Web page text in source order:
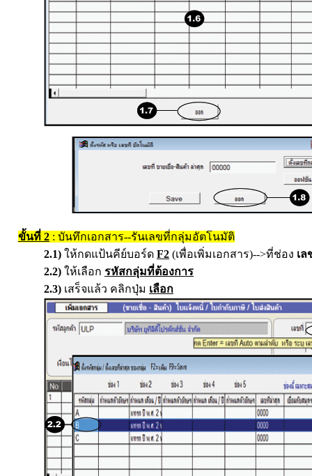
ขั้นที่ 2 : บันทึกเอกสาร--รันเลขที่กลุ่มอัตโนมัติ
2.1) ให้กดแป้นคีย์บอร์ด F2 (เพื่อเพิ่มเอกสาร)-->ที่ช่อง เ
2.2) ให้เลือก รหัสกลุ่มที่ต้องการ
2.3) เสร็จแล้ว คลิกปุ่ม เลือก